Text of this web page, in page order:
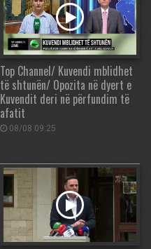
Top Channel/ Kuvendi mblidhet
të shtunën/ Opozita në dyert e
Kuvendit deri në përfundim të
afatit
08/08 09:25